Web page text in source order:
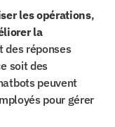
les opérations
la
des réponses
soit des
peuvent
pour gérer